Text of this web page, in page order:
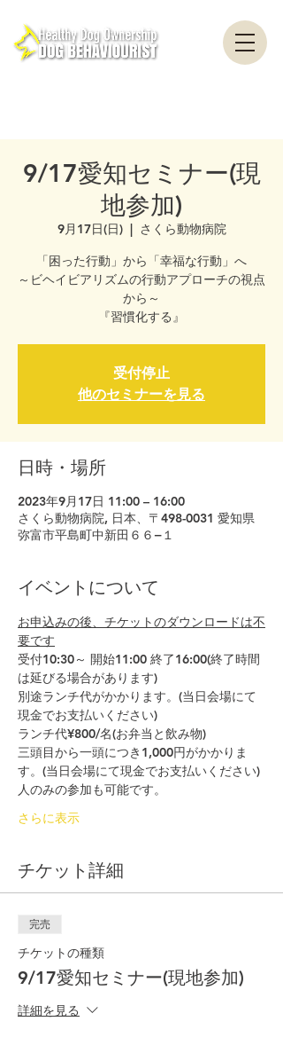
9/17愛知セミナー(現
地参加)
9月17日(日)
  |
さくら動物病院
「困った行動」から「​幸福な行動」へ
～ビヘイビアリズムの行動アプローチの視点
から～
『習慣化する』
受付停止
他のセミナーを見る
日時・場所
2023年9月17日 11:00 – 16:00
さくら動物病院, 日本、〒498-0031 愛知県
弥富市平島町中新田６６−１
イベントについて
お申込みの後、チケットのダウンロードは不
要です
受付10:30～ 開始11:00 終了16:00(終了時間
は延びる場合があります)
別途ランチ代がかかります。(当日会場にて
現金でお支払いください)
ランチ代¥800/名(お弁当と飲み物)
三頭目から一頭につき1,000円がかかりま
す。(当日会場にて現金でお支払いください)
人のみの参加も可能です。
さらに表示
チケット詳細
完売
チケットの種類
9/17愛知セミナー(現地参加)
詳細を見る